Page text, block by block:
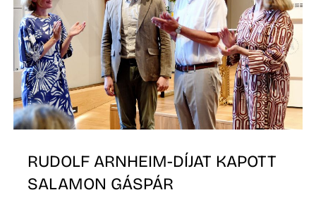
RUDOLF ARNHEIM-DÍJAT KAPOTT
SALAMON GÁSPÁR